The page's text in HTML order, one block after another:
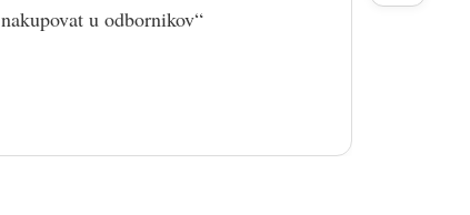
nakupovat u odbornikov“